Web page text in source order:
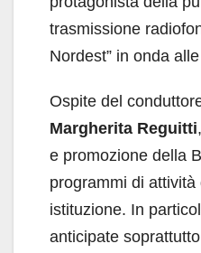
trasmissione
Nordest” in onda
Ospite del
Margherita Reguitti
e promozione della
programmi di attività
istituzione. In
anticipate